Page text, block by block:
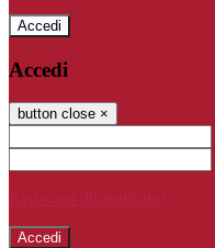
Accedi
Accedi
button close ×
Password dimenticata?